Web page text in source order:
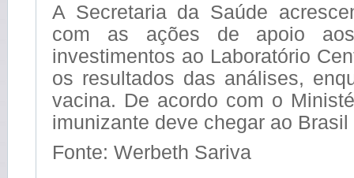
A Secretaria da Saúde
com as ações de apoio
investimentos ao Laboratório
os resultados das análises,
vacina. De acordo com o
imunizante deve chegar ao
Fonte: Werbeth Sariva